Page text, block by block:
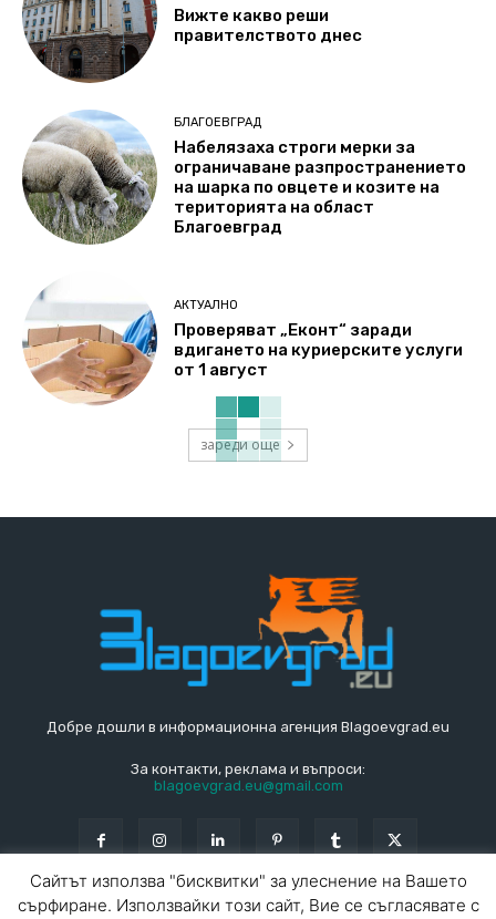
Вижте какво реши
правителството днес
БЛАГОЕВГРАД
Набелязаха строги мерки за
ограничаване разпространението
на шарка по овцете и козите на
територията на област
Благоевград
АКТУАЛНО
Проверяват „Еконт“ заради
вдигането на куриерските услуги
от 1 август
зареди още
Добре дошли в информационна агенция Blagoevgrad.eu
За контакти, реклама и въпроси:
blagoevgrad.eu@gmail.com
Сайтът използва "бисквитки" за улеснение на Вашето
сърфиране. Използвайки този сайт, Вие се съгласявате с